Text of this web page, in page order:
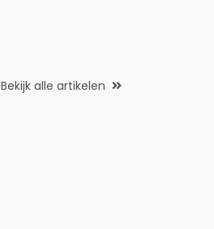
Bekijk alle artikelen